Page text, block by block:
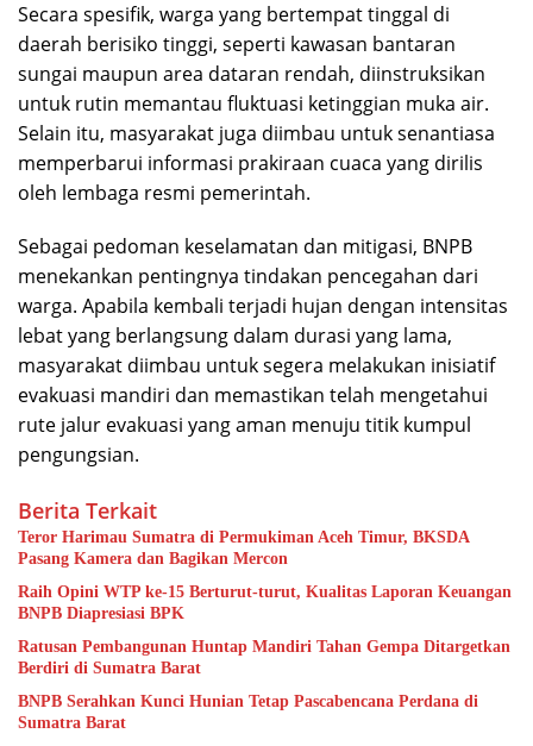
Secara spesifik, warga yang bertempat tinggal di
daerah berisiko tinggi, seperti kawasan bantaran
sungai maupun area dataran rendah, diinstruksikan
untuk rutin memantau fluktuasi ketinggian muka air.
Selain itu, masyarakat juga diimbau untuk senantiasa
memperbarui informasi prakiraan cuaca yang dirilis
oleh lembaga resmi pemerintah.
Sebagai pedoman keselamatan dan mitigasi, BNPB
menekankan pentingnya tindakan pencegahan dari
warga. Apabila kembali terjadi hujan dengan intensitas
lebat yang berlangsung dalam durasi yang lama,
masyarakat diimbau untuk segera melakukan inisiatif
evakuasi mandiri dan memastikan telah mengetahui
rute jalur evakuasi yang aman menuju titik kumpul
pengungsian.
Berita Terkait
Teror Harimau Sumatra di Permukiman Aceh Timur, BKSDA
Pasang Kamera dan Bagikan Mercon
Raih Opini WTP ke-15 Berturut-turut, Kualitas Laporan Keuangan
BNPB Diapresiasi BPK
Ratusan Pembangunan Huntap Mandiri Tahan Gempa Ditargetkan
Berdiri di Sumatra Barat
BNPB Serahkan Kunci Hunian Tetap Pascabencana Perdana di
Sumatra Barat